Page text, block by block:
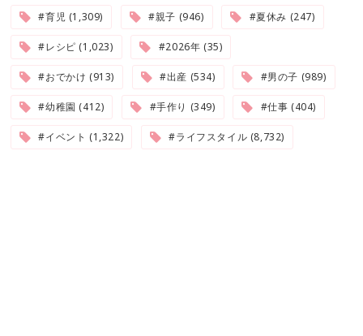
#育児 (1,309) #親子 (946) #夏休み (247)
#レシピ (1,023) #2026年 (35)
#おでかけ (913) #出産 (534) #男の子 (989)
#幼稚園 (412) #手作り (349) #仕事 (404)
#イベント (1,322) #ライフスタイル (8,732)